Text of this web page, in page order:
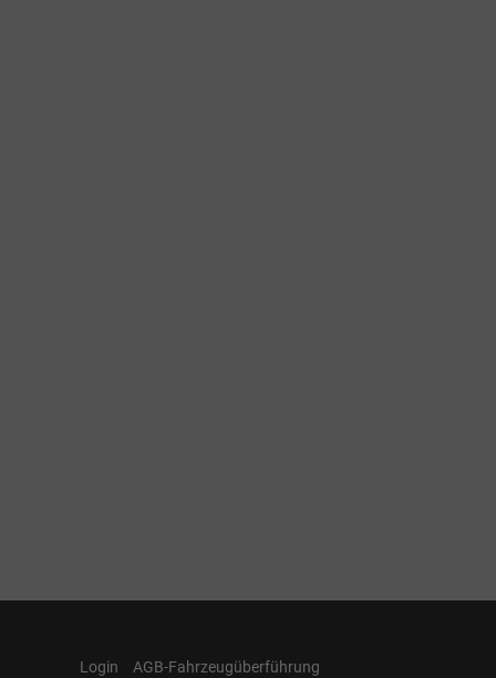
Login
AGB-Fahrzeugüberführung